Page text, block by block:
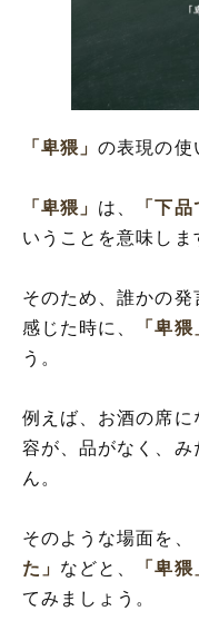
「卑猥」の表現の使
「卑猥」 は、 「下
いうことを意味しま
そのため、誰かの発
感じた時に、
「卑猥
う。
例えば、お酒の席に
容が、品がなく、
ん。
そのような場面を、
た」 などと、 「卑猥
てみましょう。